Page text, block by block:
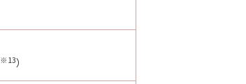
※13）